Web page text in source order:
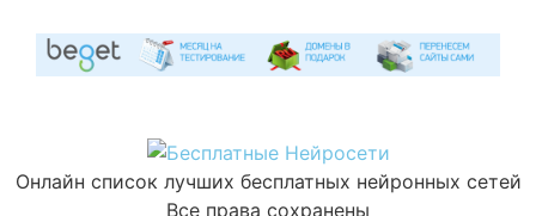
Онлайн список лучших бесплатных нейронных сетей
Все права сохранены